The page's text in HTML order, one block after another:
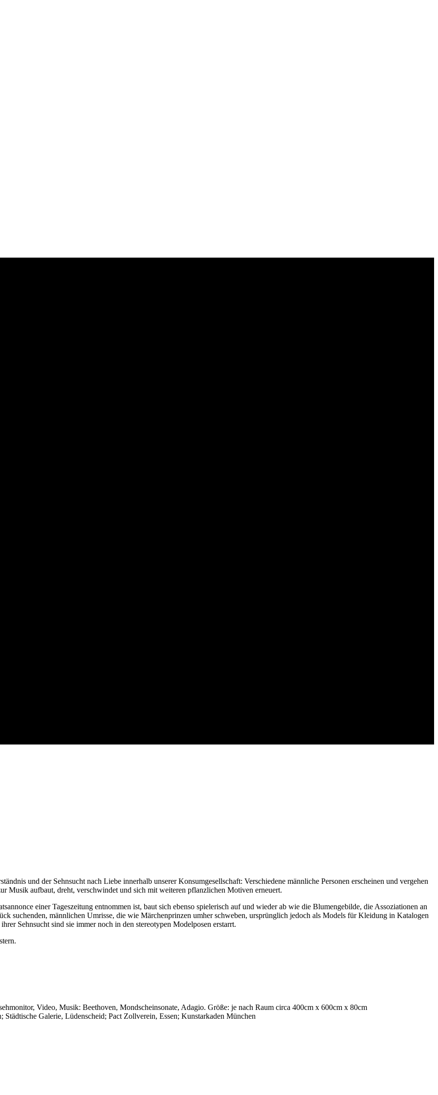
und der Sehnsucht nach Liebe innerhalb unserer Konsumgesellschaft: Verschiedene männliche Personen erscheinen und vergehen
Musik aufbaut, dreht, verschwindet und sich mit weiteren pflanzlichen Motiven erneuert.
einer Tageszeitung entnommen ist, baut sich ebenso spielerisch auf und wieder ab wie die Blumengebilde, die Assoziationen an
suchenden, männlichen Umrisse, die wie Märchenprinzen umher schweben, ursprünglich jedoch als Models für Kleidung in Katalogen
Sehnsucht sind sie immer noch in den stereotypen Modelposen erstarrt.
Video, Musik: Beethoven, Mondscheinsonate, Adagio. Größe: je nach Raum circa 400cm x 600cm x 80cm
Galerie, Lüdenscheid; Pact Zollverein, Essen; Kunstarkaden München